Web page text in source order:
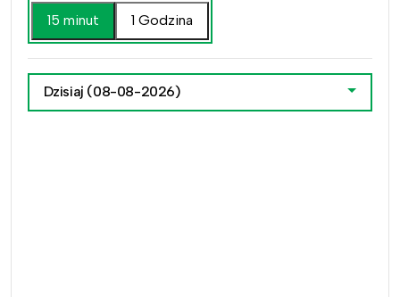
15 minut
1 Godzina
Dzisiaj (08-08-2026)